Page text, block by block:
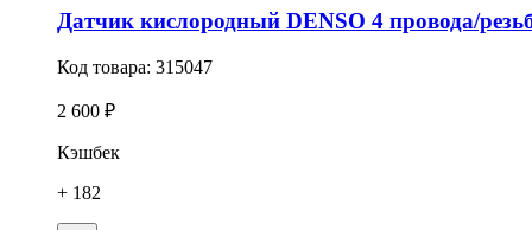
Датчик кислородный DENSO 4 провода/
Код товара: 315047
2 600 ₽
Кэшбек
+ 182